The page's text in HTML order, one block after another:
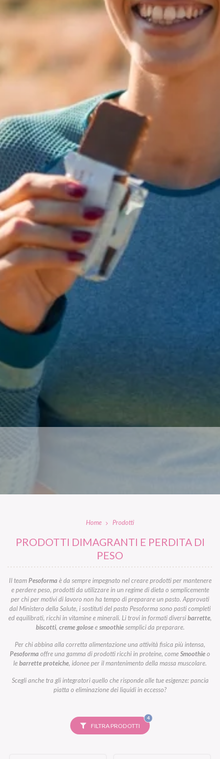
Home Prodotti
PRODOTTI DIMAGRANTI E PERDITA DI
PESO
Il teamPesoformaè da sempre impegnato nel creare prodotti per mantenere
e perdere peso, prodotti da utilizzare in un regime di dieta o semplicemente
per chi per motivi di lavoro non ha tempo di preparare un pasto. Approvati
dal Ministero della Salute, i sostituti del pasto Pesoforma sono pasti completi
ed equilibrati, ricchi in vitamine e minerali. Li trovi in formati diversibarrette,
biscotti, creme goloseesmoothiesemplici da preparare.
Per chi abbina alla corretta alimentazione una attività fisica più intensa,
Pesoformaoffre una gamma di prodotti ricchi in proteine, comeSmoothieo
lebarrette proteiche, idonee per il mantenimento della massa muscolare.
Scegli anche tra gli integratori quello che risponde alle tue esigenze: pancia
piatta o eliminazione dei liquidi in eccesso?
FILTRA PRODOTTI
4FILTRI
SELEZIONATI